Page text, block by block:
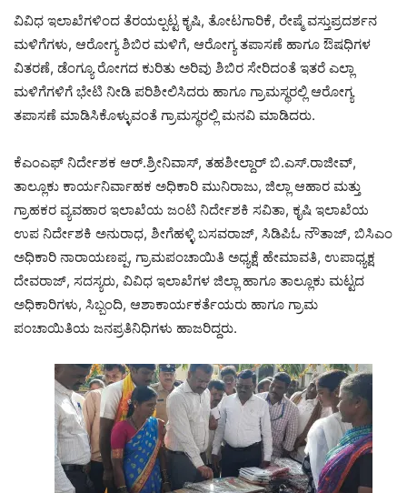
ವಿವಿಧ ಇಲಾಖೆಗಳಿಂದ ತೆರಯಲ್ಪಟ್ಟ ಕೃಷಿ, ತೋಟಗಾರಿಕೆ, ರೇಷ್ಮೆ ವಸ್ತುಪ್ರದರ್ಶನ
ಮಳಿಗೆಗಳು, ಆರೋಗ್ಯ ಶಿಬಿರ ಮಳಿಗೆ, ಆರೋಗ್ಯ ತಪಾಸಣೆ ಹಾಗೂ ಔಷಧಿಗಳ
ವಿತರಣೆ, ಡೆಂಗ್ಯೂ ರೋಗದ ಕುರಿತು ಅರಿವು ಶಿಬಿರ ಸೇರಿದಂತೆ ಇತರೆ ಎಲ್ಲಾ
ಮಳಿಗೆಗಳಿಗೆ ಭೇಟಿ ನೀಡಿ ಪರಿಶೀಲಿಸಿದರು ಹಾಗೂ ಗ್ರಾಮಸ್ಥರಲ್ಲಿ ಆರೋಗ್ಯ
ತಪಾಸಣೆ ಮಾಡಿಸಿಕೊಳ್ಳುವಂತೆ ಗ್ರಾಮಸ್ಥರಲ್ಲಿ ಮನವಿ ಮಾಡಿದರು.
ಕೆಎಂಎಫ್ ನಿರ್ದೇಶಕ ಆರ್.ಶ್ರೀನಿವಾಸ್, ತಹಶೀಲ್ದಾರ್ ಬಿ.ಎಸ್.ರಾಜೀವ್,
ತಾಲ್ಲೂಕು ಕಾರ್ಯನಿರ್ವಾಹಕ ಅಧಿಕಾರಿ ಮುನಿರಾಜು, ಜಿಲ್ಲಾ ಆಹಾರ ‌ಮತ್ತು‌
ಗ್ರಾಹಕರ‌ ವ್ಯವಹಾರ ಇಲಾಖೆಯ ಜಂಟಿ ನಿರ್ದೇಶಕಿ ಸವಿತಾ, ಕೃಷಿ ಇಲಾಖೆಯ
ಉಪ ನಿರ್ದೇಶಕಿ ಅನುರಾಧ, ಶೀಗೆಹಳ್ಳಿ ಬಸವರಾಜ್, ಸಿಡಿಪಿಓ ನೌತಾಜ್, ಬಿಸಿಎಂ
ಅಧಿಕಾರಿ ನಾರಾಯಣಪ್ಪ, ಗ್ರಾಮಪಂಚಾಯಿತಿ ಅಧ್ಯಕ್ಷೆ ಹೇಮಾವತಿ, ಉಪಾಧ್ಯಕ್ಷ
ದೇವರಾಜ್, ಸದಸ್ಯರು, ವಿವಿಧ ಇಲಾಖೆಗಳ ಜಿಲ್ಲಾ ಹಾಗೂ ತಾಲ್ಲೂಕು ಮಟ್ಟದ
ಅಧಿಕಾರಿಗಳು, ಸಿಬ್ಬಂದಿ, ಆಶಾಕಾರ್ಯಕರ್ತೆಯರು ಹಾಗೂ ಗ್ರಾಮ
ಪಂಚಾಯಿತಿಯ ಜನಪ್ರತಿನಿಧಿಗಳು ಹಾಜರಿದ್ದರು.